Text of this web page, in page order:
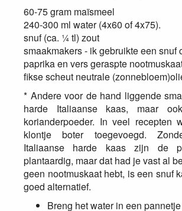
60-75 gram maïsmeel
240-300 ml water (4x60 of 4x75).
snuf (ca. ¼ tl) zout
smaakmakers - ik gebruikte een snuf
paprika en vers geraspte
fikse scheut neutrale
* Andere voor de hand liggende
harde Italiaanse kaas, maar
korianderpoeder. In veel recepten
klontje boter toegevoegd.
Italiaanse harde kaas zijn de
plantaardig, maar dat had je vast al
geen nootmuskaat hebt, is een snuf
goed alternatief.
Breng het water in een